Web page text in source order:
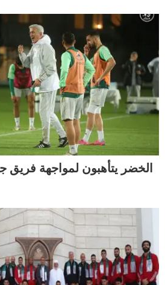
الخضر يتأهبون لمواجهة فريق